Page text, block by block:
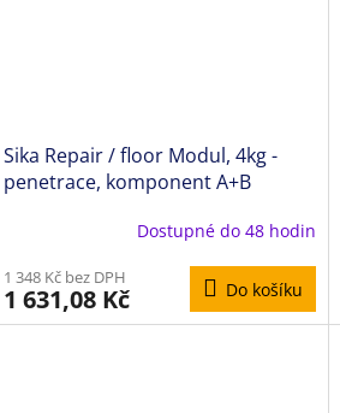
Sika Repair / floor Modul, 4kg -
penetrace, komponent A+B
Dostupné do 48 hodin
1 348 Kč bez DPH
1 631,08 Kč Do košíku